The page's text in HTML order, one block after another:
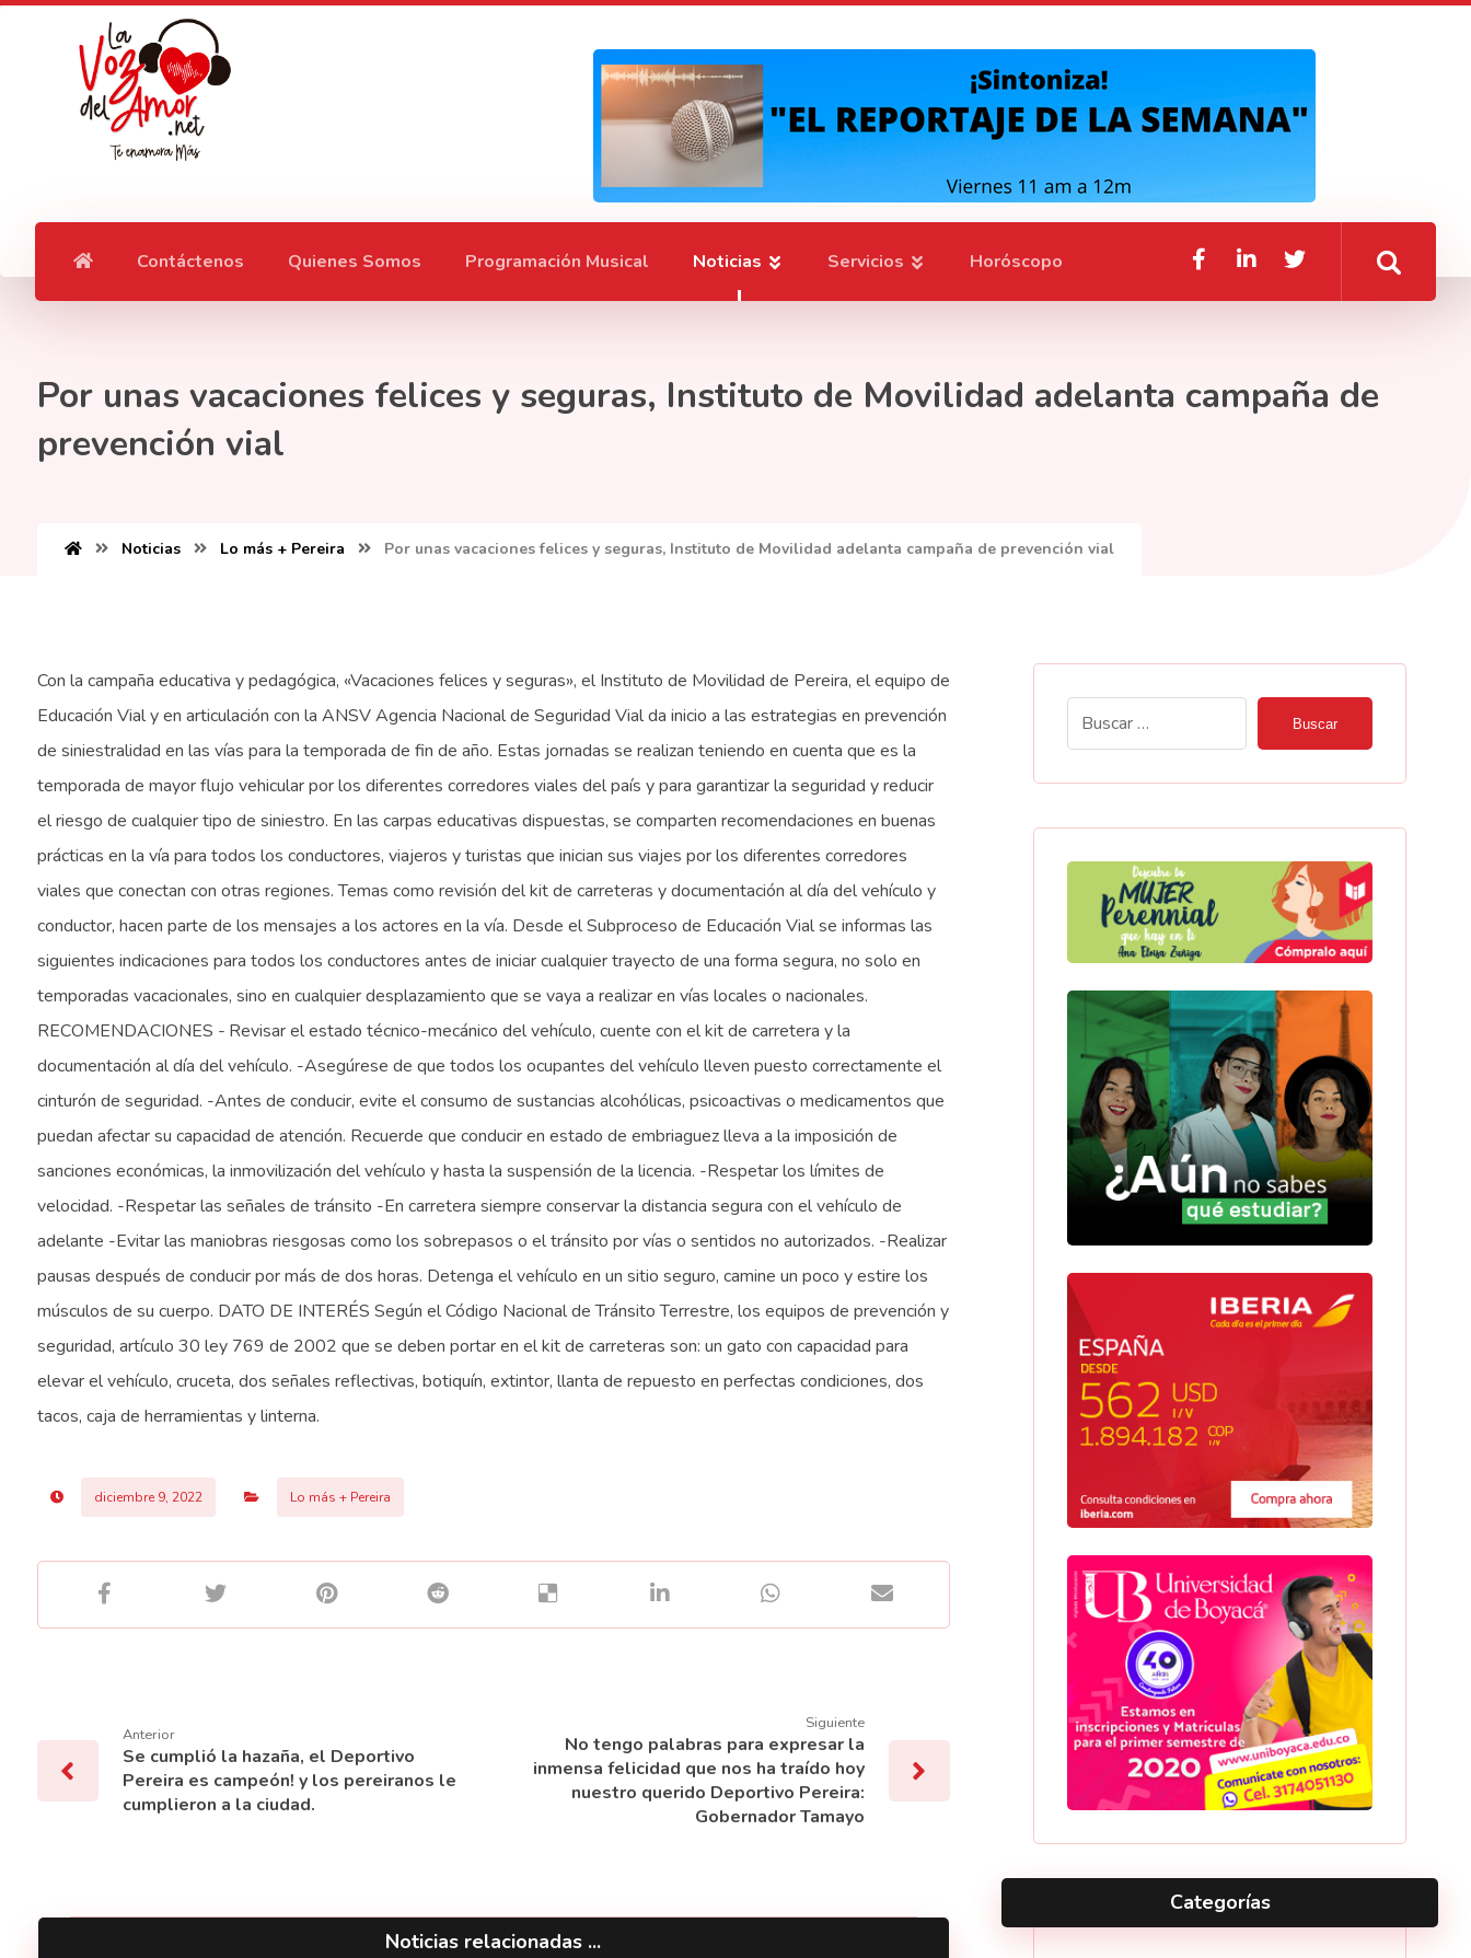
Contáctenos Quienes Somos Programación Musical Noticias Servicios Horóscopo
Por unas vacaciones felices y seguras, Instituto de Movilidad adelanta campaña de
prevención vial
Noticias Lo más + Pereira Por unas vacaciones felices y seguras, Instituto de Movilidad adelanta campaña de prevención vial
Con la campaña educativa y pedagógica, «Vacaciones felices y seguras», el Instituto de Movilidad de Pereira, el equipo de
Educación Vial y en articulación con la ANSV Agencia Nacional de Seguridad Vial da inicio a las estrategias en prevención
de siniestralidad en las vías para la temporada de fin de año. Estas jornadas se realizan teniendo en cuenta que es la
temporada de mayor flujo vehicular por los diferentes corredores viales del país y para garantizar la seguridad y reducir
el riesgo de cualquier tipo de siniestro. En las carpas educativas dispuestas, se comparten recomendaciones en buenas
prácticas en la vía para todos los conductores, viajeros y turistas que inician sus viajes por los diferentes corredores
viales que conectan con otras regiones. Temas como revisión del kit de carreteras y documentación al día del vehículo y
conductor, hacen parte de los mensajes a los actores en la vía. Desde el Subproceso de Educación Vial se informas las
siguientes indicaciones para todos los conductores antes de iniciar cualquier trayecto de una forma segura, no solo en
temporadas vacacionales, sino en cualquier desplazamiento que se vaya a realizar en vías locales o nacionales.
RECOMENDACIONES - Revisar el estado técnico-mecánico del vehículo, cuente con el kit de carretera y la
documentación al día del vehículo. -Asegúrese de que todos los ocupantes del vehículo lleven puesto correctamente el
cinturón de seguridad. -Antes de conducir, evite el consumo de sustancias alcohólicas, psicoactivas o medicamentos que
puedan afectar su capacidad de atención. Recuerde que conducir en estado de embriaguez lleva a la imposición de
sanciones económicas, la inmovilización del vehículo y hasta la suspensión de la licencia. -Respetar los límites de
velocidad. -Respetar las señales de tránsito -En carretera siempre conservar la distancia segura con el vehículo de
adelante -Evitar las maniobras riesgosas como los sobrepasos o el tránsito por vías o sentidos no autorizados. -Realizar
pausas después de conducir por más de dos horas. Detenga el vehículo en un sitio seguro, camine un poco y estire los
músculos de su cuerpo. DATO DE INTERÉS Según el Código Nacional de Tránsito Terrestre, los equipos de prevención y
seguridad, artículo 30 ley 769 de 2002 que se deben portar en el kit de carreteras son: un gato con capacidad para
elevar el vehículo, cruceta, dos señales reflectivas, botiquín, extintor, llanta de repuesto en perfectas condiciones, dos
tacos, caja de herramientas y linterna.
diciembre 9, 2022 Lo más + Pereira
Anterior
Se cumplió la hazaña, el Deportivo
Pereira es campeón! y los pereiranos le
cumplieron a la ciudad.
Siguiente
No tengo palabras para expresar la
inmensa felicidad que nos ha traído hoy
nuestro querido Deportivo Pereira:
Gobernador Tamayo
Noticias relacionadas ...
Buscar
Categorías